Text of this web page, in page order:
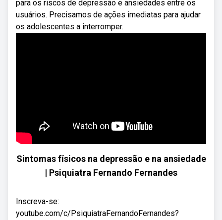
para os riscos de depressão e ansiedades entre os
usuários. Precisamos de ações imediatas para ajudar
os adolescentes a interromper.
Sintomas físicos na depressão e na ansiedade
| Psiquiatra Fernando Fernandes
Inscreva-se:
youtube.com/c/PsiquiatraFernandoFernandes?